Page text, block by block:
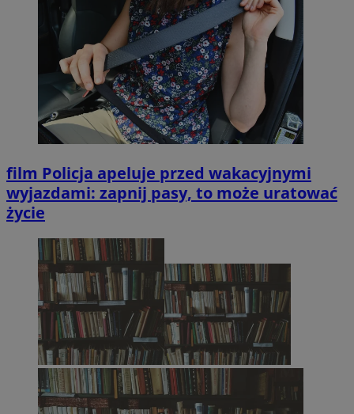
film Policja apeluje przed wakacyjnymi
wyjazdami: zapnij pasy, to może uratować
życie